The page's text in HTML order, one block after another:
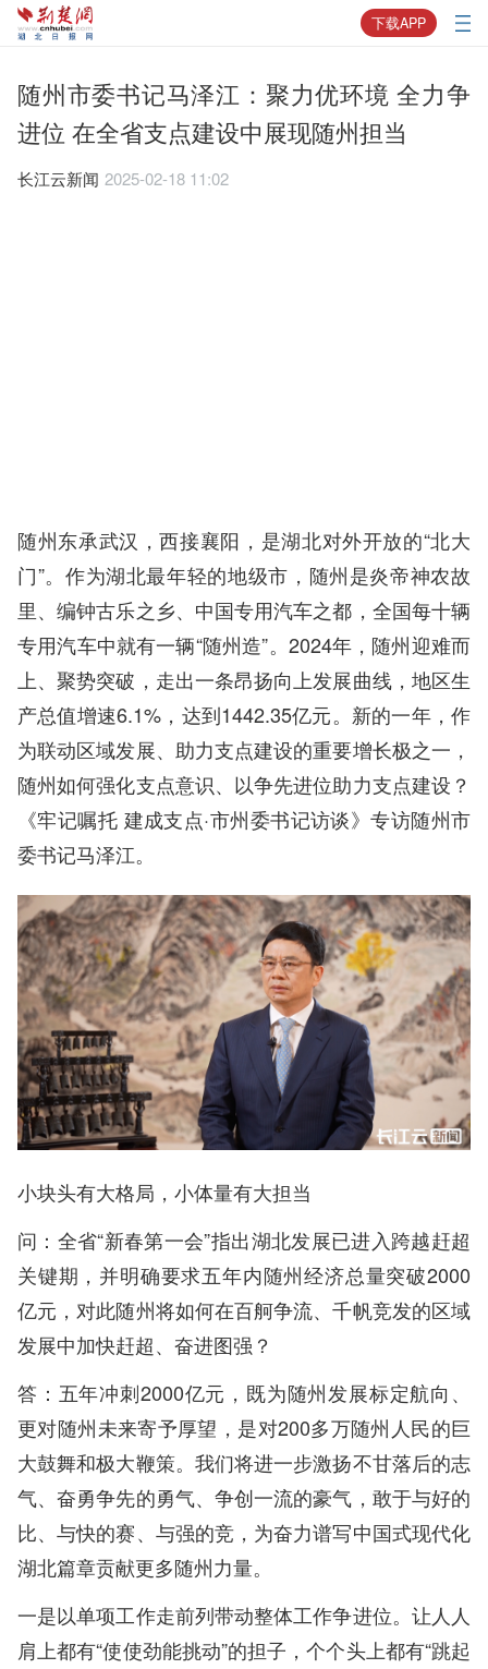
下载APP
随州市委书记马泽江：聚力优环境 全力争
进位 在全省支点建设中展现随州担当
长江云新闻 2025-02-18 11:02
随州东承武汉，西接襄阳，是湖北对外开放的“北大
门”。作为湖北最年轻的地级市，随州是炎帝神农故
里、编钟古乐之乡、中国专用汽车之都，全国每十辆
专用汽车中就有一辆“随州造”。2024年，随州迎难而
上、聚势突破，走出一条昂扬向上发展曲线，地区生
产总值增速6.1%，达到1442.35亿元。新的一年，作
为联动区域发展、助力支点建设的重要增长极之一，
随州如何强化支点意识、以争先进位助力支点建设？
《牢记嘱托 建成支点·市州委书记访谈》专访随州市
委书记马泽江。
小块头有大格局，小体量有大担当
问：全省“新春第一会”指出湖北发展已进入跨越赶超
关键期，并明确要求五年内随州经济总量突破2000
亿元，对此随州将如何在百舸争流、千帆竞发的区域
发展中加快赶超、奋进图强？
答：五年冲刺2000亿元，既为随州发展标定航向、
更对随州未来寄予厚望，是对200多万随州人民的巨
大鼓舞和极大鞭策。我们将进一步激扬不甘落后的志
气、奋勇争先的勇气、争创一流的豪气，敢于与好的
比、与快的赛、与强的竞，为奋力谱写中国式现代化
湖北篇章贡献更多随州力量。
一是以单项工作走前列带动整体工作争进位。让人人
肩上都有“使使劲能挑动”的担子，个个头上都有“跳起